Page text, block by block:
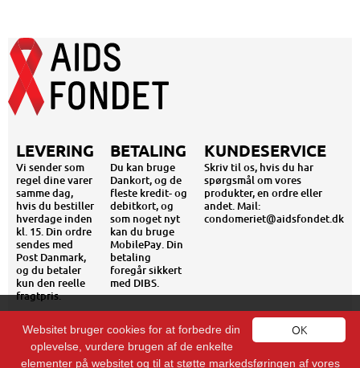
LEVERING
Vi sender som
regel dine varer
samme dag,
hvis du bestiller
hverdage inden
kl. 15. Din ordre
sendes med
Post Danmark,
og du betaler
kun den reelle
fragtpris.
BETALING
Du kan bruge
Dankort, og de
fleste kredit- og
debitkort, og
som noget nyt
kan du bruge
MobilePay. Din
betaling
foregår sikkert
med DIBS.
KUNDESERVICE
Skriv til os, hvis du har
spørgsmål om vores
produkter, en ordre eller
andet. Mail:
condomeriet@aidsfondet.dk
AIDS-FONDET - VESTERGADE 18E - 1456 KØBENHAVN K -
INFO@AIDSFONDET.DK - TLF. 88 33 56 00 - CVR: 10 61 98 07
Cookies
En cookie er en lille tekstfil, der giver mulighed for at lagre oplysninger eller tilgå
OK
Websitet bruger cookies for at forbedre din
oplevelse, vurdere brugen af de enkelte
elementer på websitet og til at støtte markedsføringen af vores